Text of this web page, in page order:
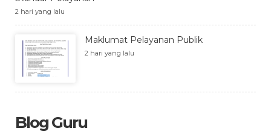
2 hari yang lalu
Maklumat Pelayanan Publik
2 hari yang lalu
Blog Guru